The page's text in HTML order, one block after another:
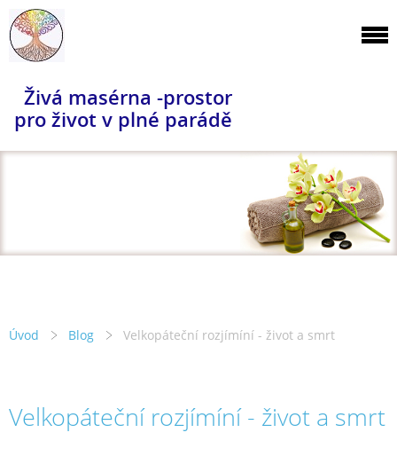
Živá masérna -prostor
pro život v plné parádě
Úvod Blog Velkopáteční rozjímíní - život a smrt
Velkopáteční rozjímíní - život a smrt